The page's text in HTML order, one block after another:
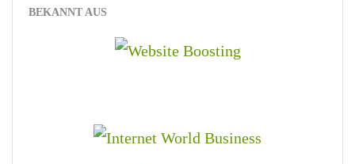
BEKANNT AUS